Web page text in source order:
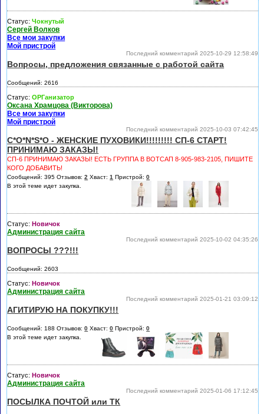
Статус:Чокнутый
Сергей Волков
Все мои закупки
Мой пристрой
Последний комментарий 2025-10-29 12:58:49
Вопросы, предложения связанные с работой сайта
Сообщений: 2616
Статус:ОРГанизатор
Оксана Храмцова (Викторова)
Все мои закупки
Мой пристрой
Последний комментарий 2025-10-03 07:42:45
C*O*N*S*O - ЖЕНСКИЕ ПУХОВИКИ!!!!!!!!! СП-6 СТАРТ!
ПРИНИМАЮ ЗАКАЗЫ!
СП-6 ПРИНИМАЮ ЗАКАЗЫ! ЕСТЬ ГРУППА В ВОТСАП 8-905-983-2105, ПИШИТЕ
КОГО ДОБАВИТЬ!
Сообщений: 395 Отзывов:2 Хваст:1 Пристрой:0
В этой теме идет закупка.
Статус:Новичок
Администрация сайта
Последний комментарий 2025-10-02 04:35:26
ВОПРОСЫ ???!!!
Сообщений: 2603
Статус:Новичок
Администрация сайта
Последний комментарий 2025-01-21 03:09:12
АГИТИРУЮ НА ПОКУПКУ!!!
Сообщений: 188 Отзывов:0 Хваст:0 Пристрой:0
В этой теме идет закупка.
Статус:Новичок
Администрация сайта
Последний комментарий 2025-01-06 17:12:45
ПОСЫЛКА ПОЧТОЙ или ТК